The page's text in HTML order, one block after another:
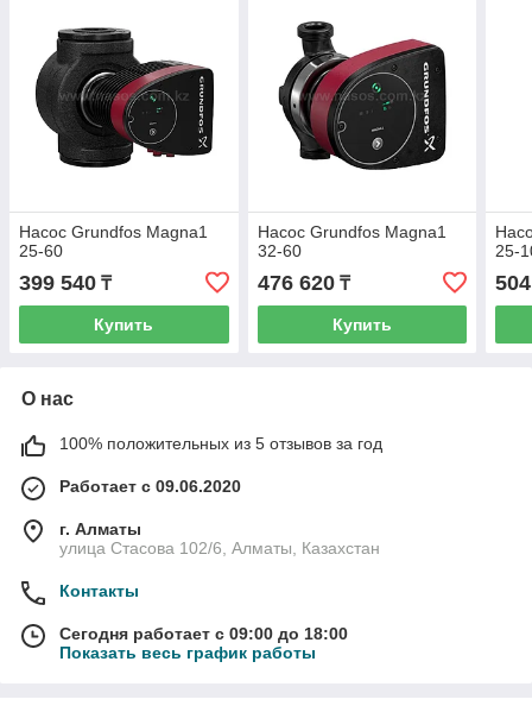
Насос Grundfos Magna1
25-60
399 540 ₸
Купить
Насос Grundfos Magna1
32-60
476 620₸
Купить
25-
О нас
100% положительных из 5 отзывов за год
Работает с 09.06.2020
г. Алматы
улица Стасова 102/6, Алматы, Казахстан
Контакты
Сегодня работает с 09:00 до 18:00
Показать весь график работы